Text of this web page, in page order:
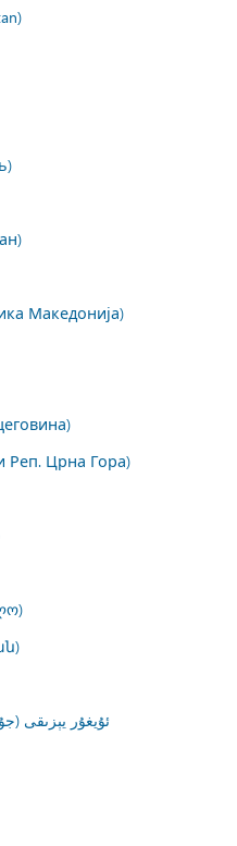
Македонија)
Реп. Црна Гора)
ئۇيغۇر يېزىقى